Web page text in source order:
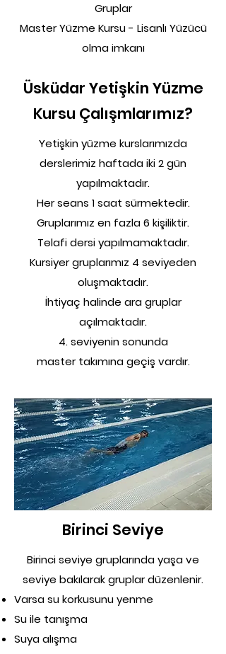
Gruplar
Master Yüzme Kursu - Lisanlı Yüzücü
olma imkanı
Üsküdar Yetişkin Yüzme
Kursu Çalışmlarımız?
Yetişkin yüzme kurslarımızda
derslerimiz haftada iki 2 gün
yapılmaktadır.
Her seans 1 saat sürmektedir.
Gruplarımız en fazla 6 kişiliktir.
Telafi dersi yapılmamaktadır.
Kursiyer gruplarımız 4 seviyeden
oluşmaktadır.
İhtiyaç halinde ara gruplar
açılmaktadır.
4. seviyenin sonunda
master takımına geçiş vardır.
Birinci Seviye
Birinci seviye gruplarında yaşa ve
seviye bakılarak gruplar düzenlenir.
Varsa su korkusunu yenme
Su ile tanışma
Suya alışma